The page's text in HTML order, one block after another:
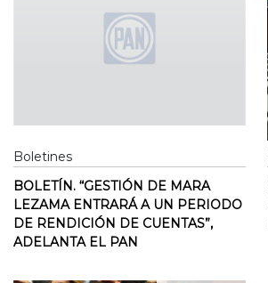
Boletines
BOLETÍN. “GESTIÓN DE MARA
LEZAMA ENTRARÁ A UN PERIODO
DE RENDICIÓN DE CUENTAS”,
ADELANTA EL PAN